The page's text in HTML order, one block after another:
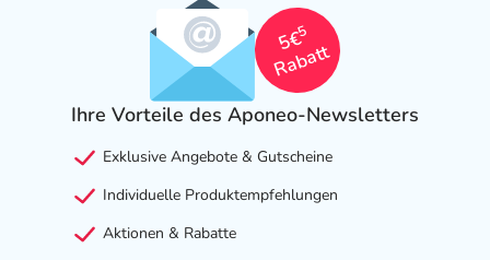
5€
5
Rabatt
Ihre Vorteile des Aponeo-Newsletters
Exklusive Angebote & Gutscheine
Individuelle Produktempfehlungen
Aktionen & Rabatte